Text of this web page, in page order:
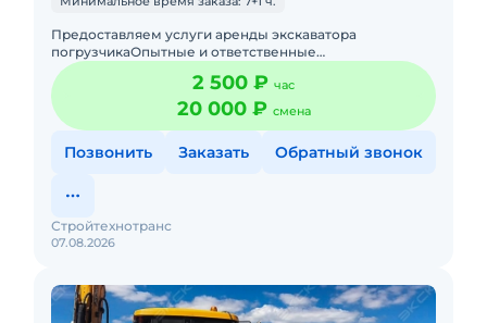
Предоставляем услуги аренды экскаватора
погрузчикаОпытные и ответственные
машинистыРаботаем без
выходных,круглосуточноПодача в день заказа.Пакет
отчетных докуме
2 500 ₽ час
20 000 ₽ смена
Позвонить Заказать Обратный звонок
07.08.2026
Стройтехнотранс